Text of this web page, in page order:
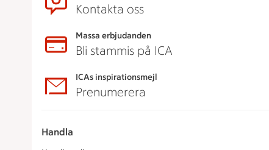
Kontakta oss
Massa erbjudanden
Bli stammis på ICA
ICAs inspirationsmejl
Prenumerera
Handla